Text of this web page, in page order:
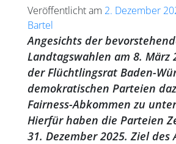
Veröffentlicht am 2. Dezember
Bartel
Angesichts der
Landtagswahlen am 8. März
der Flüchtlingsrat Baden-
demokratischen Parteien
Fairness-Abkommen zu
Hierfür haben die Parteien
31. Dezember 2025. Ziel des